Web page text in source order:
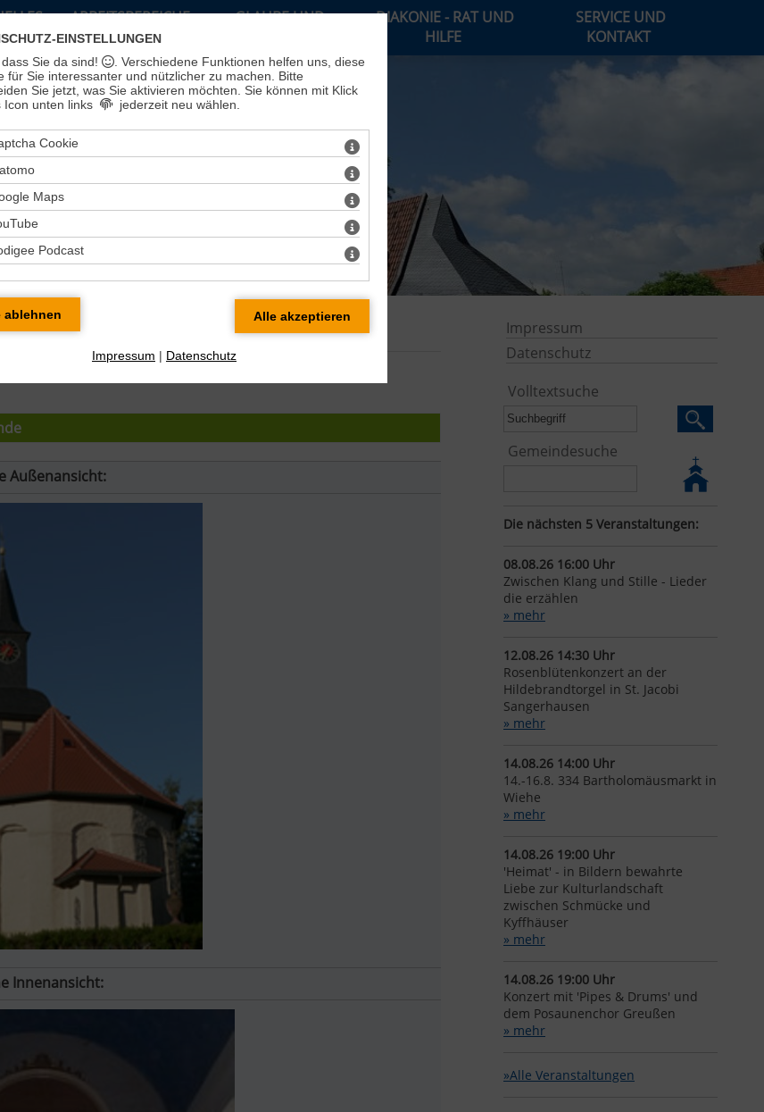
ARBEITSBEREICHE
GLAUBE UND
DIAKONIE - RAT UND
HILFE
SERVICE UND
KONTAKT
Außenansicht:
Innenansicht:
Impressum
Datenschutz
Volltextsuche
Gemeindesuche
Die nächsten 5 Veranstaltungen:
08.08.26 16:00 Uhr
Zwischen Klang und Stille - Lieder
die erzählen
» mehr
12.08.26 14:30 Uhr
Rosenblütenkonzert an der
Hildebrandtorgel in St. Jacobi
Sangerhausen
» mehr
14.08.26 14:00 Uhr
14.-16.8. 334 Bartholomäusmarkt in
Wiehe
» mehr
14.08.26 19:00 Uhr
'Heimat' - in Bildern bewahrte
Liebe zur Kulturlandschaft
zwischen Schmücke und
Kyffhäuser
» mehr
14.08.26 19:00 Uhr
Konzert mit 'Pipes & Drums' und
dem Posaunenchor Greußen
» mehr
»Alle Veranstaltungen
EINSTELLUNGEN
Sie da sind!
. Verschiedene Funktionen helfen uns, diese
für Sie interessanter und nützlicher zu machen.
Bitte
Sie jetzt, was Sie aktivieren möchten. Sie können mit Klick
Icon unten links
jederzeit neu wählen.
Cookie
Maps
Podcast
Impressum | Datenschutz